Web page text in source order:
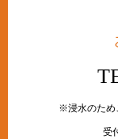
※浸水のため
受